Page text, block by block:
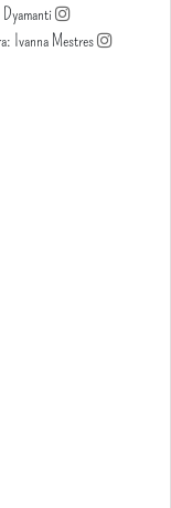
Ivanna Mestres